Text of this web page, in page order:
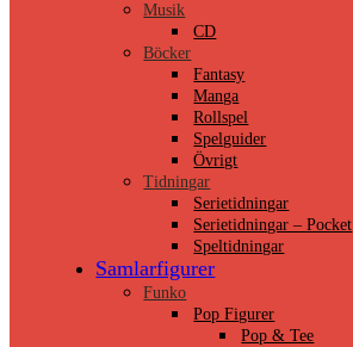
Musik
CD
Böcker
Fantasy
Manga
Rollspel
Spelguider
Övrigt
Tidningar
Serietidningar
Serietidningar – Pocket
Speltidningar
Samlarfigurer
Funko
Pop Figurer
Pop & Tee